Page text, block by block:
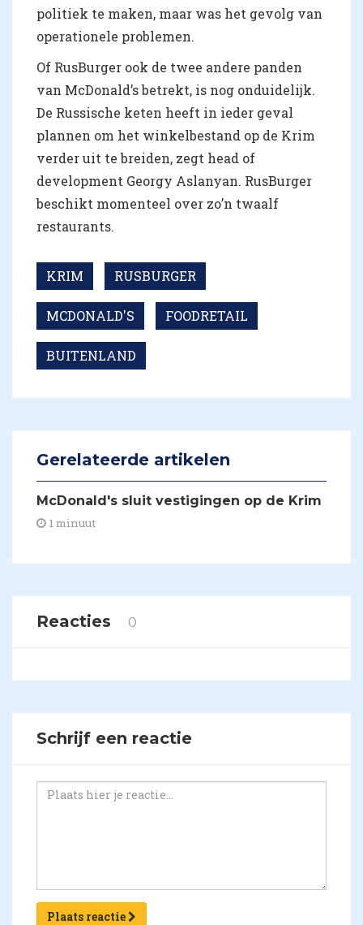
politiek te maken, maar was het gevolg van
operationele problemen.
Of RusBurger ook de twee andere panden
van McDonald’s betrekt, is nog onduidelijk.
De Russische keten heeft in ieder geval
plannen om het winkelbestand op de Krim
verder uit te breiden, zegt head of
development Georgy Aslanyan. RusBurger
beschikt momenteel over zo’n twaalf
restaurants.
KRIM RUSBURGER
MCDONALD'S FOODRETAIL
BUITENLAND
Gerelateerde artikelen
McDonald's sluit vestigingen op de Krim
1 minuut
Reacties 0
Schrijf een reactie
Plaats reactie